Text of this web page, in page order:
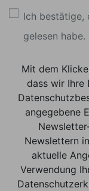
Ich bestätige,
gelesen habe.
Mit dem
dass wir Ihre
angegebene
Newslettern
aktuelle
Verwendung